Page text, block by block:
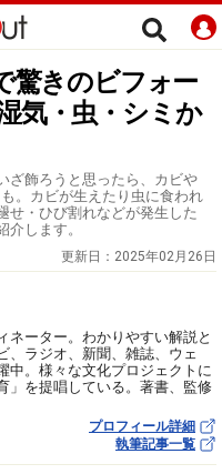
驚きのビフォー
気・虫・シミか
ざ飾ろうと思ったら、カビや
。カビが生えたり虫に食われ
せ・ひび割れなどが発生した
します。
更新日： 2025年02月26日
ネーター。わかりやすい解説と
、ラジオ、新聞、雑誌、ウェ
中。様々な文化プロジェクトに
」を提唱している。著書、監修
プロフィール詳細
執筆記事一覧